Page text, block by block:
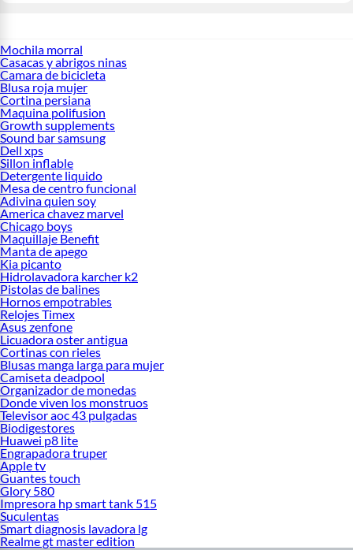
Mochila morral
Casacas y abrigos ninas
Camara de bicicleta
Blusa roja mujer
Cortina persiana
Maquina polifusion
Growth supplements
Sound bar samsung
Dell xps
Sillon inflable
Detergente liquido
Mesa de centro funcional
Adivina quien soy
America chavez marvel
Chicago boys
Maquillaje Benefit
Manta de apego
Kia picanto
Hidrolavadora karcher k2
Pistolas de balines
Hornos empotrables
Relojes Timex
Asus zenfone
Licuadora oster antigua
Cortinas con rieles
Blusas manga larga para mujer
Camiseta deadpool
Organizador de monedas
Donde viven los monstruos
Televisor aoc 43 pulgadas
Biodigestores
Huawei p8 lite
Engrapadora truper
Apple tv
Guantes touch
Glory 580
Impresora hp smart tank 515
Suculentas
Smart diagnosis lavadora lg
Realme gt master edition